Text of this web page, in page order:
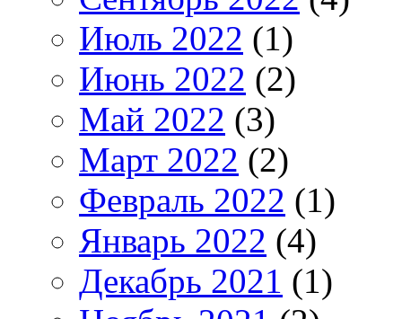
Июль 2022 (1)
Июнь 2022 (2)
Май 2022 (3)
Март 2022 (2)
Февраль 2022 (1)
Январь 2022 (4)
Декабрь 2021 (1)